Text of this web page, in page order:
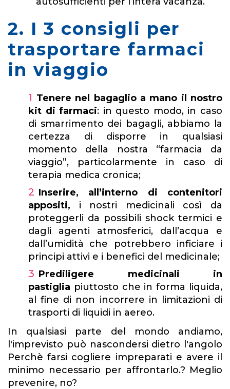
2. I 3 consigli per
trasportare farmaci
in viaggio
Tenere nel bagaglio a mano il nostro
kit di farmaci: in questo modo, in caso
di smarrimento dei bagagli, abbiamo la
certezza di disporre in qualsiasi
momento della nostra “farmacia da
viaggio”, particolarmente in caso di
terapia medica cronica;
Inserire, all’interno di contenitori
appositi, i nostri medicinali così da
proteggerli da possibili shock termici e
dagli agenti atmosferici, dall’acqua e
dall’umidità che potrebbero inficiare i
principi attivi e i benefici del medicinale;
Prediligere medicinali in
pastiglia piuttosto che in forma liquida,
al fine di non incorrere in limitazioni di
trasporti di liquidi in aereo.
In qualsiasi parte del mondo andiamo,
l'imprevisto può nascondersi dietro l'angolo
Perchè farsi cogliere impreparati e avere il
minimo necessario per affrontarlo.? Meglio
prevenire, no?